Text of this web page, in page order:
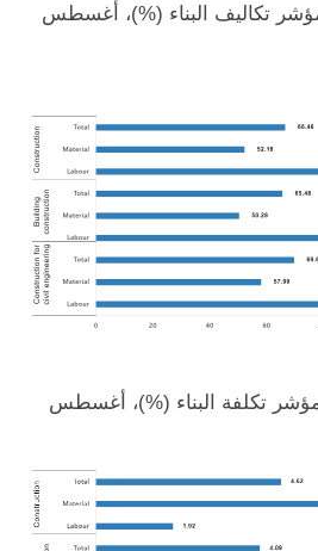
تكاليف البناء (%)، أغسطس
تكلفة البناء (%)، أغسطس